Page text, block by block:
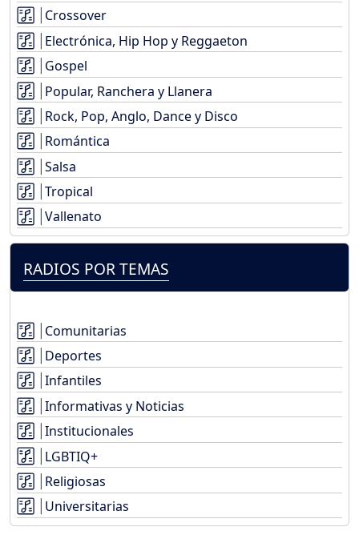
Crossover
Electrónica, Hip Hop y Reggaeton
Gospel
Popular, Ranchera y Llanera
Rock, Pop, Anglo, Dance y Disco
Romántica
Salsa
Tropical
Vallenato
RADIOS POR TEMAS
Comunitarias
Deportes
Infantiles
Informativas y Noticias
Institucionales
LGBTIQ+
Religiosas
Universitarias